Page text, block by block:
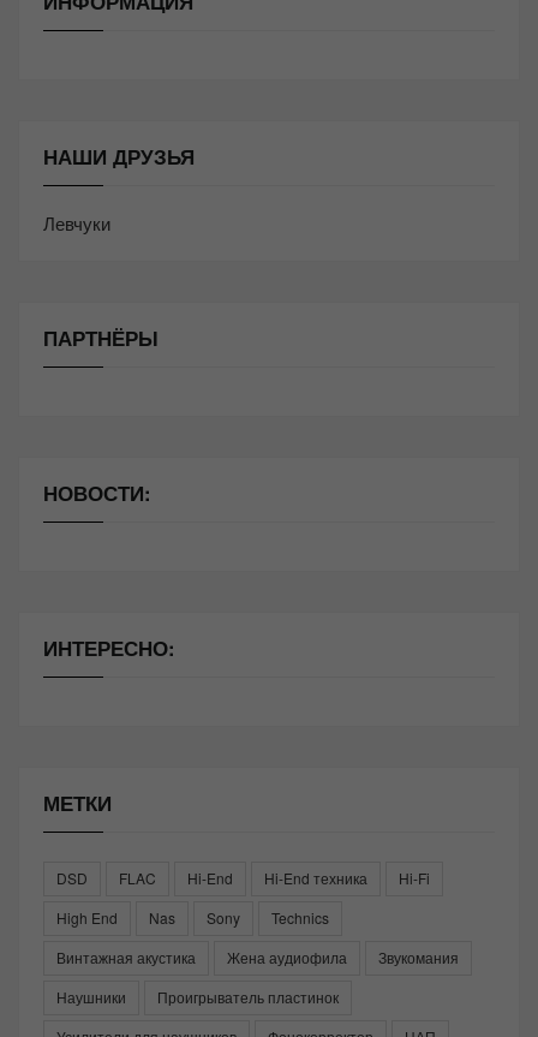
НАШИ ДРУЗЬЯ
Левчуки
ПАРТНЁРЫ
НОВОСТИ:
ИНТЕРЕСНО:
МЕТКИ
DSD FLAC Hi-End Hi-End техника
Hi-Fi
High End
Nas Sony
Technics
Винтажная акустика
Жена аудиофила
Звукомания
Наушники
Проигрыватель пластинок